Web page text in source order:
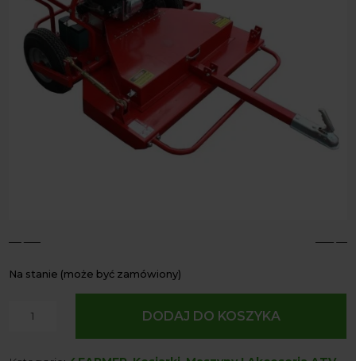
4 5
Na stanie (może być zamówiony)
DODAJ DO KOSZYKA